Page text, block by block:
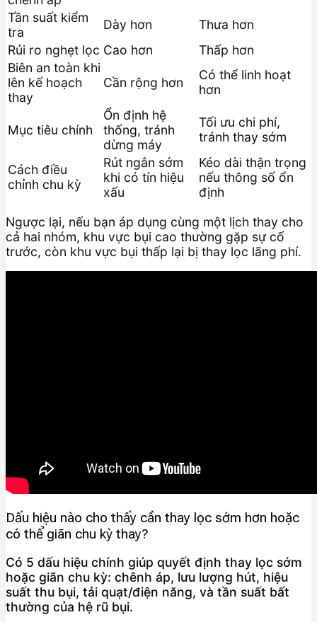
Tần suất kiểm
tra
Dày hơn
Thưa hơn
Rủi ro nghẹt lọc Cao hơn
Thấp hơn
Biên an toàn khi
lên kế hoạch
thay
Cần rộng hơn
Có thể linh hoạt
hơn
Mục tiêu chính
Ổn định hệ
thống, tránh
dừng máy
Tối ưu chi phí,
tránh thay sớm
Cách điều
chỉnh chu kỳ
Rút ngắn sớm
khi có tín hiệu
xấu
Kéo dài thận trọng
nếu thông số ổn
định
Ngược lại, nếu bạn áp dụng cùng một lịch thay cho
cả hai nhóm, khu vực bụi cao thường gặp sự cố
trước, còn khu vực bụi thấp lại bị thay lọc lãng phí.
Dấu hiệu nào cho thấy cần thay lọc sớm hơn hoặc
có thể giãn chu kỳ thay?
Có 5 dấu hiệu chính giúp quyết định thay lọc sớm
hoặc giãn chu kỳ: chênh áp, lưu lượng hút, hiệu
suất thu bụi, tải quạt/điện năng, và tần suất bất
thường của hệ rũ bụi.